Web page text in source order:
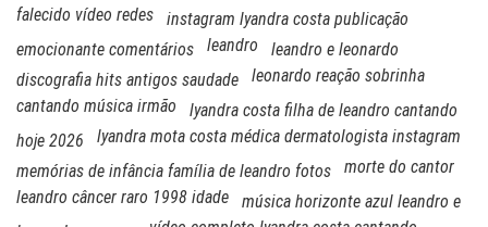
falecido vídeo redes
instagram lyandra costa publicação
emocionante comentários
leandro
leandro e leonardo
discografia hits antigos saudade
leonardo reação sobrinha
cantando música irmão
lyandra costa filha de leandro cantando
hoje 2026
lyandra mota costa médica dermatologista instagram
memórias de infância família de leandro fotos
morte do cantor
leandro câncer raro 1998 idade
música horizonte azul leandro e